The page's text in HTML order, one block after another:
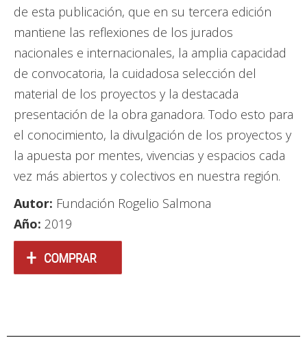
de esta publicación, que en su tercera edición
mantiene las reflexiones de los jurados
nacionales e internacionales, la amplia capacidad
de convocatoria, la cuidadosa selección del
material de los proyectos y la destacada
presentación de la obra ganadora. Todo esto para
el conocimiento, la divulgación de los proyectos y
la apuesta por mentes, vivencias y espacios cada
vez más abiertos y colectivos en nuestra región.
Autor: Fundación Rogelio Salmona
Año: 2019